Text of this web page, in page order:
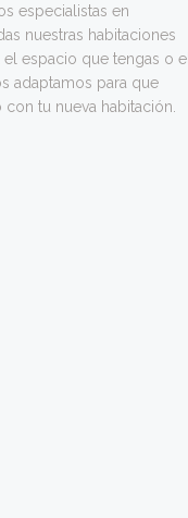
especialistas en
nuestras habitaciones
espacio que tengas o el
adaptamos para que
tu nueva habitación.